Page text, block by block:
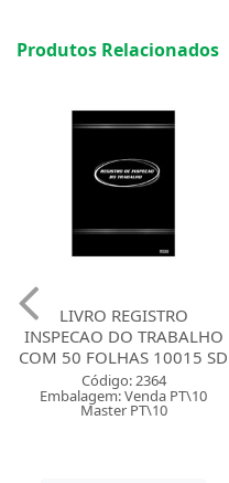
Produtos Relacionados
LIVRO REGISTRO
INSPECAO DO TRABALHO
COM 50 FOLHAS 10015 SD
Código: 2364
Embalagem: Venda PT\10
Master PT\10